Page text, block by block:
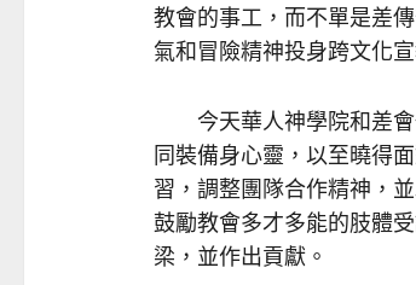
教會的事工，而不單是差
氣和冒險精神投身跨文化宣
今天華人神學院和差會
同裝備身心靈，以至曉得
習，調整團隊合作精神，
鼓勵教會多才多能的肢體
梁，並作出貢獻。